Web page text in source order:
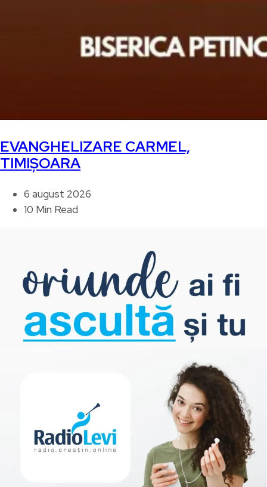
EVANGHELIZARE CARMEL,
TIMIȘOARA
6 august 2026
10 Min Read